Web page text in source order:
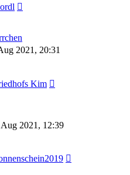
2021, 20:31
Kim
Aug 2021, 12:39